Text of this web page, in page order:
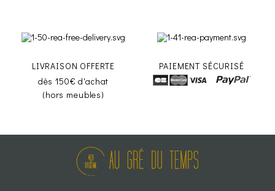
LIVRAISON OFFERTE
dès 150€ d'achat
(hors meubles)
PAIEMENT SÉCURISÉ